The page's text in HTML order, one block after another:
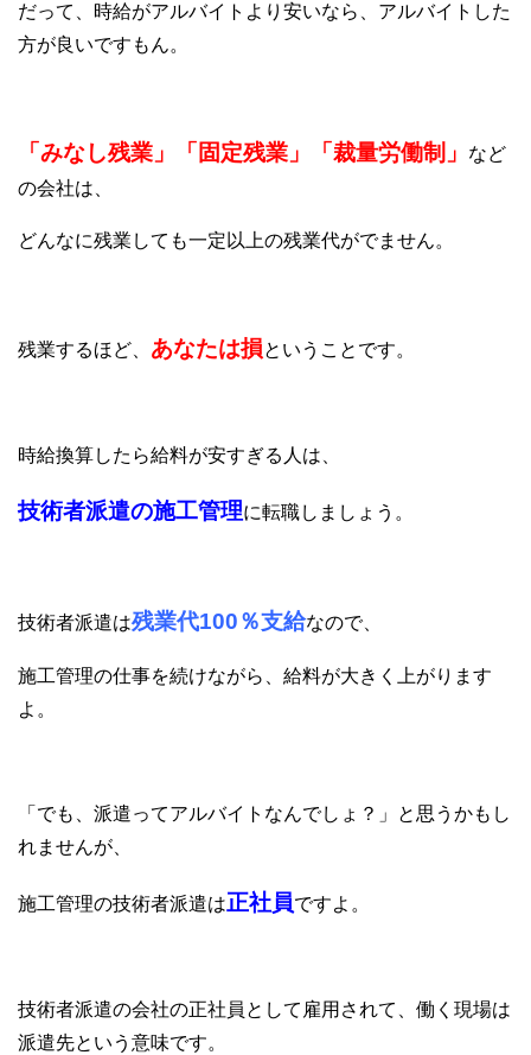
だって、時給がアルバイトより安いなら、アルバイトした
方が良いですもん。
「みなし残業」「固定残業」「裁量労働制」
など
の会社は、
どんなに残業しても一定以上の残業代がでません。
残業するほど、 あなたは損ということです。
時給換算したら給料が安すぎる人は、
技術者派遣の施工管理に転職しましょう。
技術者派遣は残業代100％支給なので、
施工管理の仕事を続けながら、給料が大きく上がります
よ。
「でも、派遣ってアルバイトなんでしょ？」と思うかもし
れませんが、
施工管理の技術者派遣は正社員ですよ。
技術者派遣の会社の正社員として雇用されて、働く現場は
派遣先という意味です。